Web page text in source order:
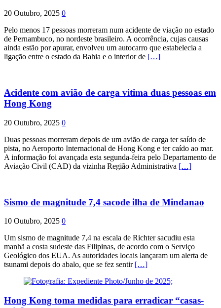
20 Outubro, 2025 0
Pelo menos 17 pessoas morreram num acidente de viação no estado
de Pernambuco, no nordeste brasileiro. A ocorrência, cujas causas
ainda estão por apurar, envolveu um autocarro que estabelecia a
ligação entre o estado da Bahia e o interior de […]
Acidente com avião de carga vitima duas pessoas em
Hong Kong
20 Outubro, 2025 0
Duas pessoas morreram depois de um avião de carga ter saído de
pista, no Aeroporto Internacional de Hong Kong e ter caído ao mar.
A informação foi avançada esta segunda-feira pelo Departamento de
Aviação Civil (CAD) da vizinha Região Administrativa […]
Sismo de magnitude 7,4 sacode ilha de Mindanao
10 Outubro, 2025 0
Um sismo de magnitude 7,4 na escala de Richter sacudiu esta
manhã a costa sudeste das Filipinas, de acordo com o Serviço
Geológico dos EUA. As autoridades locais lançaram um alerta de
tsunami depois do abalo, que se fez sentir […]
Hong Kong toma medidas para erradicar “casas-